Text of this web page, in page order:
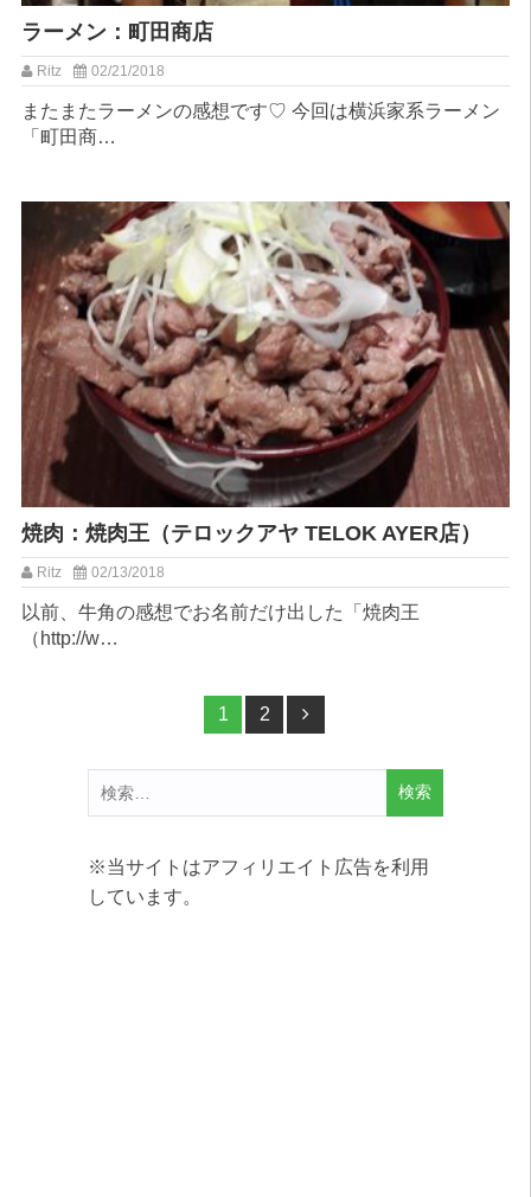
ラーメン：町田商店
Ritz 02/21/2018
またまたラーメンの感想です♡ 今回は横浜家系ラーメン
「町田商…
焼肉：焼肉王（テロックアヤ TELOK AYER店）
Ritz 02/13/2018
以前、牛角の感想でお名前だけ出した「焼肉王
（http://w…
ペー
1
ペー
2
検
索:
※当サイトはアフィリエイト広告を利用
しています。